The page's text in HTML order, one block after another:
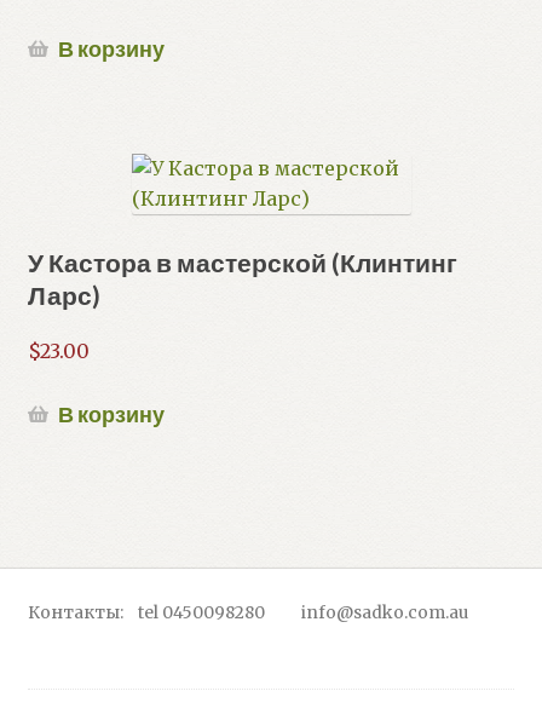
В корзину
У Кастора в мастерской (Клинтинг
Ларс)
$23.00
В корзину
Контакты: tel 0450098280 info@sadko.com.au